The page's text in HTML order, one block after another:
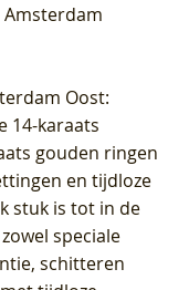
Oost:
14-karaats
gouden ringen
en tijdloze
stuk is tot in de
speciale
schitteren